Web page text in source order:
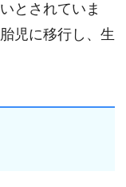
とされていま
児に移行し、生